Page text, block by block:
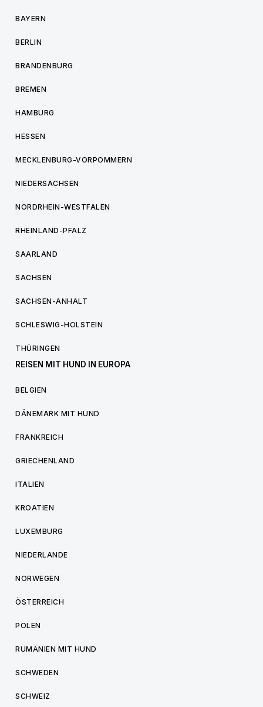
BAYERN
BERLIN
BRANDENBURG
BREMEN
HAMBURG
HESSEN
MECKLENBURG-VORPOMMERN
NIEDERSACHSEN
NORDRHEIN-WESTFALEN
RHEINLAND-PFALZ
SAARLAND
SACHSEN
SACHSEN-ANHALT
SCHLESWIG-HOLSTEIN
THÜRINGEN
REISEN MIT HUND IN EUROPA
BELGIEN
DÄNEMARK MIT HUND
FRANKREICH
GRIECHENLAND
ITALIEN
KROATIEN
LUXEMBURG
NIEDERLANDE
NORWEGEN
ÖSTERREICH
POLEN
RUMÄNIEN MIT HUND
SCHWEDEN
SCHWEIZ